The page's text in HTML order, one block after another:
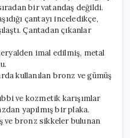
bir vatandaş değildi.
çantayı inceledikçe,
Çantadan çıkanlar
imal edilmiş, metal
kullanılan bronz ve gümüş
ve kozmetik karışımlar
yapılmış bir plaka.
ve bronz sikkeler bulunan